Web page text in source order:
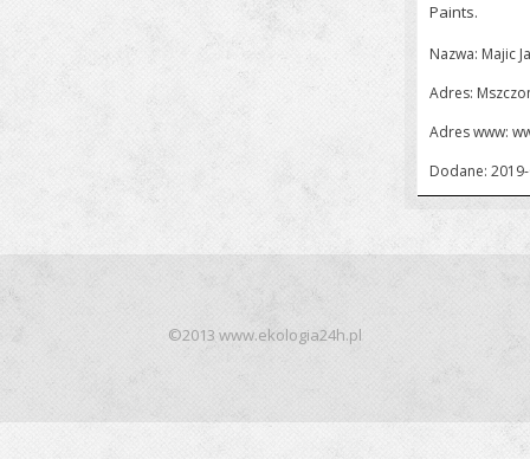
Paints.
Nazwa: Majic
Adres:
Adres www:
Dodane:
©2013 www.ekologia24h.pl